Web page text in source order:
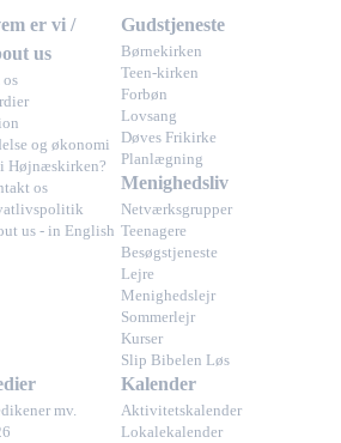
er vi /
us
os
og økonomi
Højnæskirken?
os
us - in English
Gudstjeneste
Børnekirken
Teen-kirken
Forbøn
Lovsang
Døves Frikirke
Planlægning
Menighedsliv
Netværksgrupper
Teenagere
Besøgstjeneste
Lejre
Menighedslejr
Sommerlejr
Kurser
Slip Bibelen Løs
mv.
Kalender
Aktivitetskalender
Lokalekalender